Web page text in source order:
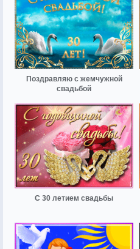
Поздравляю с жемчужной
свадьбой
С 30 летием свадьбы